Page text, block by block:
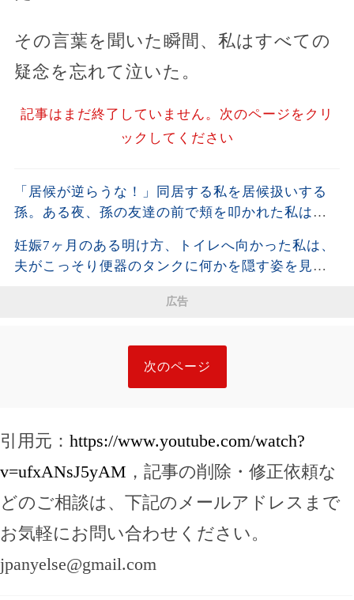
その言葉を聞いた瞬間、私はすべての
疑念を忘れて泣いた。
記事はまだ終了していません。次のページをクリ
ックしてください
「居候が逆らうな！」同居する私を居候扱いする
孫。ある夜、孫の友達の前で頬を叩かれた私は静
妊娠7ヶ月のある明け方、トイレへ向かった私は、
夫がこっそり便器のタンクに何かを隠す姿を見て
は声も出せず凍りついた――
広告
次のページ
引用元： https://www.youtube.com/watch?
v=ufxANsJ5yAM ，記事の削除・修正依頼な
どのご相談は、下記のメールアドレスまで
お気軽にお問い合わせください。
jpanyelse@gmail.com